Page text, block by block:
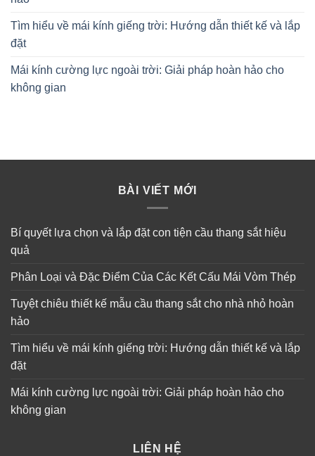
Tìm hiểu về mái kính giếng trời: Hướng dẫn thiết kế và lắp
đặt
Mái kính cường lực ngoài trời: Giải pháp hoàn hảo cho
không gian
BÀI VIẾT MỚI
Bí quyết lựa chọn và lắp đặt con tiện cầu thang sắt hiệu
quả
Phân Loại và Đặc Điểm Của Các Kết Cấu Mái Vòm Thép
Tuyệt chiêu thiết kế mẫu cầu thang sắt cho nhà nhỏ hoàn
hảo
Tìm hiểu về mái kính giếng trời: Hướng dẫn thiết kế và lắp
đặt
Mái kính cường lực ngoài trời: Giải pháp hoàn hảo cho
không gian
LIÊN HỆ